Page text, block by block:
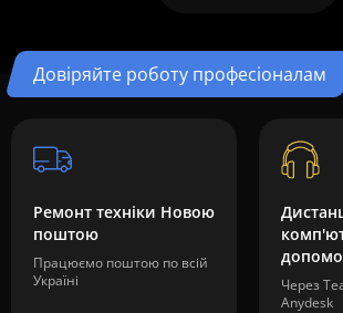
Довіряйте роботу професіоналам
Ремонт техніки Новою
поштою
Працюємо поштою по всій
Україні
Через
Anydesk